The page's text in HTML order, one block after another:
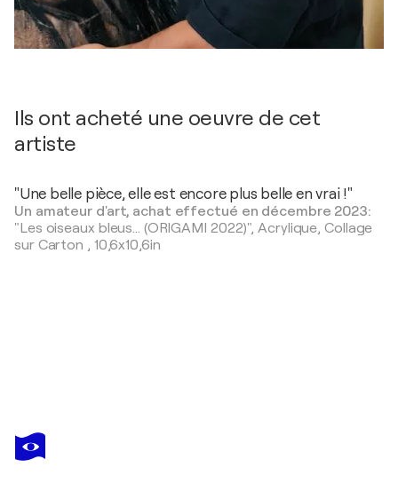
Ils ont acheté une oeuvre de cet
artiste
"Une belle pièce, elle est encore plus belle en vrai !"
Un amateur d'art, achat effectué en décembre 2023:
"Les oiseaux bleus... (ORIGAMI 2022)",Acrylique, Collage
sur Carton , 10,6x10,6in
OLIVIER MESSAS
Volupté… (EXPRESSION LIBRE 2024)